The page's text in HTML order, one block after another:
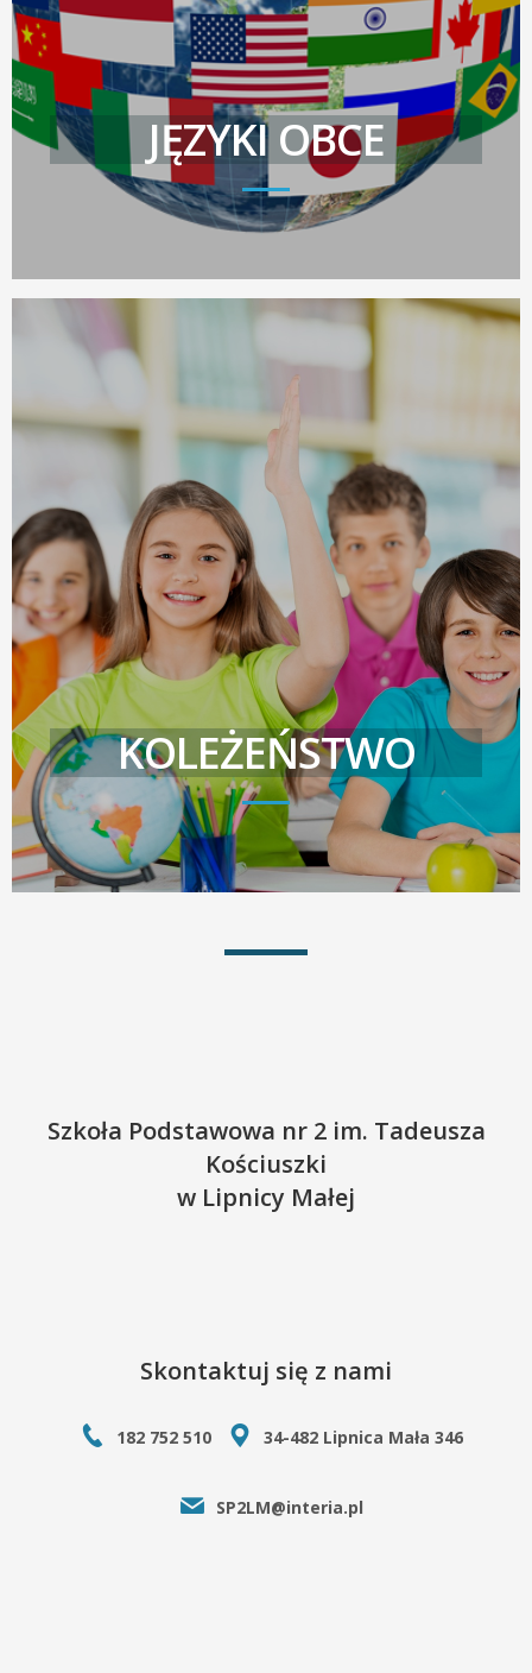
JĘZYKI OBCE
KOLEŻEŃSTWO
Szkoła Podstawowa nr 2 im. Tadeusza
Kościuszki
w Lipnicy Małej
Skontaktuj się z nami
182 752 510 34-482 Lipnica Mała 346
SP2LM@interia.pl